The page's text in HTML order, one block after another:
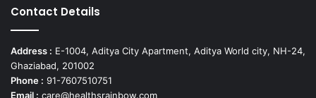
Contact Details
Address : E-1004, Aditya City Apartment, Aditya World city, NH-24,
Ghaziabad, 201002
Phone : 91-7607510751
Email : care@healthsrainbow.com